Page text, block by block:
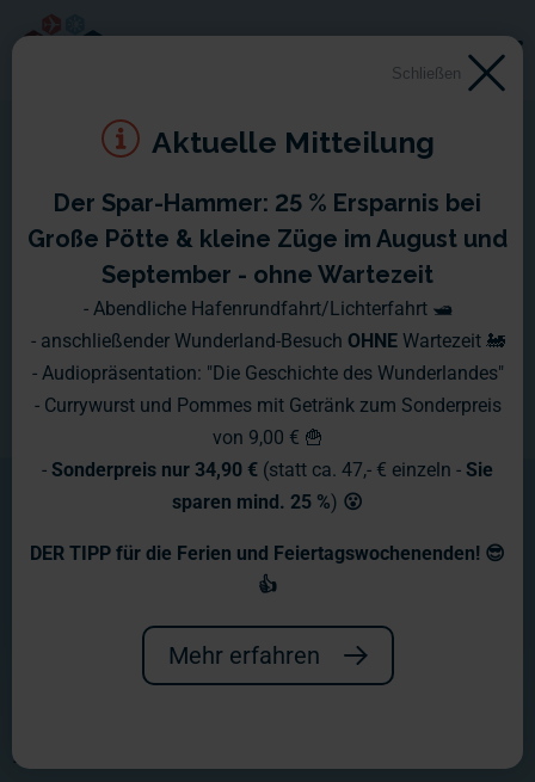
Wochenberichte 2017
bewegt und herausgefordert hat!
1.000.000ste Flugzeugstart/-
Schließen
Aktuelle Mitteilung
Der Spar-Hammer: 25 % Ersparnis bei
Große Pötte & kleine Züge im August und
September - ohne Wartezeit
- Abendliche Hafenrundfahrt/Lichterfahrt 🛥️
- anschließender Wunderland-Besuch OHNE Wartezeit 🚂
- Audiopräsentation: "Die Geschichte des Wunderlandes"
- Currywurst und Pommes mit Getränk zum Sonderpreis
von 9,00 € 🍟
- Sonderpreis nur 34,90 € (statt ca. 47,- € einzeln - Sie
sparen mind. 25 %) 😮
DER TIPP für die Ferien und Feiertagswochenenden! 😎
👍
Mehr erfahren